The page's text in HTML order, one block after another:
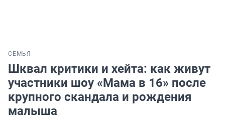
СЕМЬЯ
Шквал критики и хейта: как живут
участники шоу «Мама в 16» после
крупного скандала и рождения
малыша